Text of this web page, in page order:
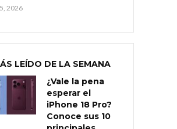
2026
LEÍDO DE LA SEMANA
¿Vale la pena
esperar el
iPhone 18 Pro?
Conoce sus 10